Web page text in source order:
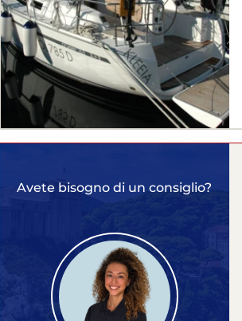
Avete bisogno di un consiglio?